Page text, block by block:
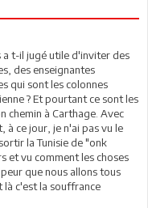
a t-il jugé utile d'inviter des
des enseignantes
qui sont les colonnes
? Et pourtant ce sont les
chemin à Carthage. Avec
à ce jour, je n'ai pas vu le
la Tunisie de "onk
et vu comment les choses
que nous allons tous
là c'est la souffrance